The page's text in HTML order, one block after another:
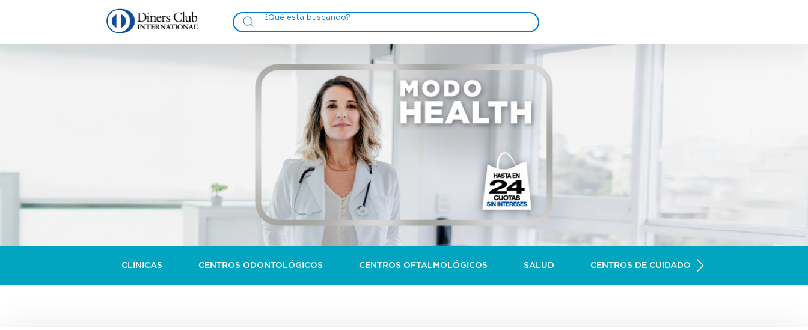
CLÍNICAS CENTROS ODONTOLÓGICOS CENTROS OFTALMOLÓGICOS SALUD CENTROS DE CUIDADO PERSONAL